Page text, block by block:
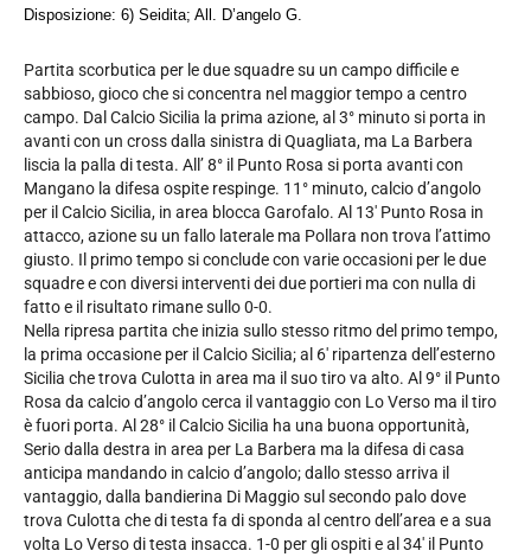
Disposizione: 6) Seidita; All. D’angelo G.
Partita scorbutica per le due squadre su un campo difficile e
sabbioso, gioco che si concentra nel maggior tempo a centro
campo. Dal Calcio Sicilia la prima azione, al 3° minuto si porta in
avanti con un cross dalla sinistra di Quagliata, ma La Barbera
liscia la palla di testa. All’ 8° il Punto Rosa si porta avanti con
Mangano la difesa ospite respinge. 11° minuto, calcio d’angolo
per il Calcio Sicilia, in area blocca Garofalo. Al 13′ Punto Rosa in
attacco, azione su un fallo laterale ma Pollara non trova l’attimo
giusto. Il primo tempo si conclude con varie occasioni per le due
squadre e con diversi interventi dei due portieri ma con nulla di
fatto e il risultato rimane sullo 0-0.
Nella ripresa partita che inizia sullo stesso ritmo del primo tempo,
la prima occasione per il Calcio Sicilia; al 6′ ripartenza dell’esterno
Sicilia che trova Culotta in area ma il suo tiro va alto. Al 9° il Punto
Rosa da calcio d’angolo cerca il vantaggio con Lo Verso ma il tiro
è fuori porta. Al 28° il Calcio Sicilia ha una buona opportunità,
Serio dalla destra in area per La Barbera ma la difesa di casa
anticipa mandando in calcio d’angolo; dallo stesso arriva il
vantaggio, dalla bandierina Di Maggio sul secondo palo dove
trova Culotta che di testa fa di sponda al centro dell’area e a sua
volta Lo Verso di testa insacca. 1-0 per gli ospiti e al 34′ il Punto